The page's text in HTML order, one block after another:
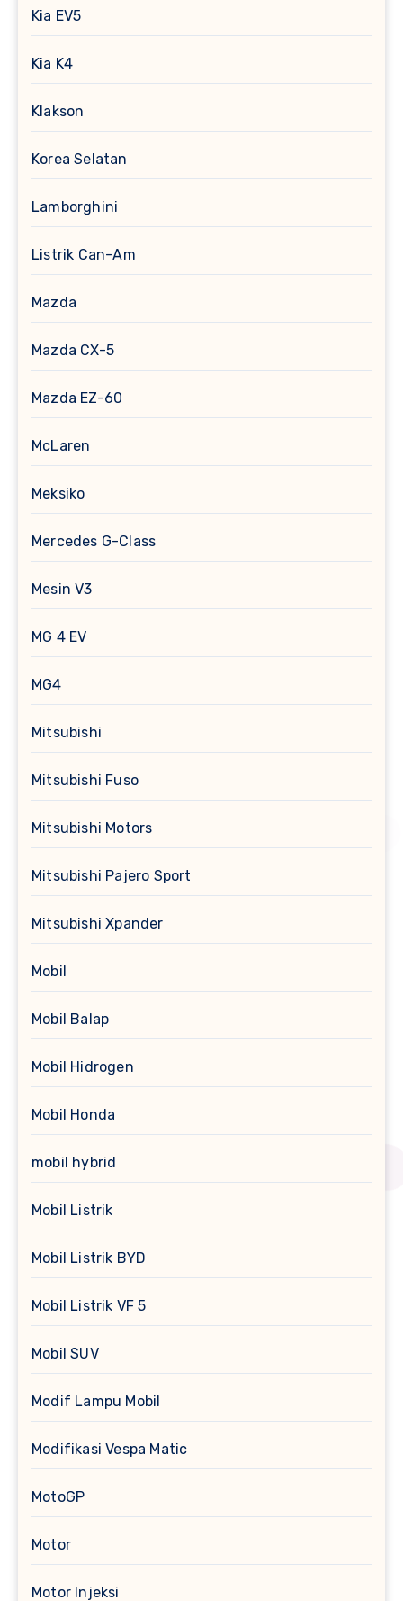
Kia EV5
Kia K4
Klakson
Korea Selatan
Lamborghini
Listrik Can-Am
Mazda
Mazda CX-5
Mazda EZ-60
McLaren
Meksiko
Mercedes G-Class
Mesin V3
MG 4 EV
MG4
Mitsubishi
Mitsubishi Fuso
Mitsubishi Motors
Mitsubishi Pajero Sport
Mitsubishi Xpander
Mobil
Mobil Balap
Mobil Hidrogen
Mobil Honda
mobil hybrid
Mobil Listrik
Mobil Listrik BYD
Mobil Listrik VF 5
Mobil SUV
Modif Lampu Mobil
Modifikasi Vespa Matic
MotoGP
Motor
Motor Injeksi